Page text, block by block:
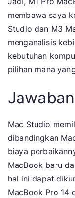
membawa saya
Studio dan M3
menganalisis
kebutuhan
pilihan mana
Mac Studio
dibandingkan
biaya
MacBook baru
hal ini dapat
MacBook Pro 14